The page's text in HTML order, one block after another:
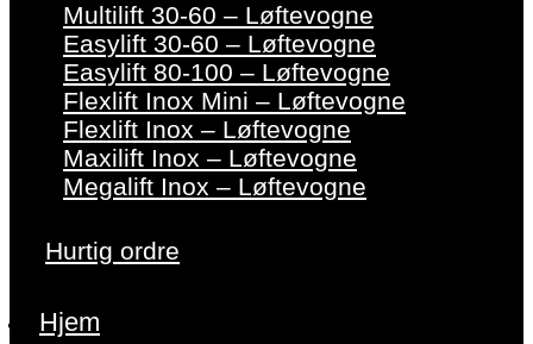
Multilift 30-60 – Løftevogne
Easylift 30-60 – Løftevogne
Easylift 80-100 – Løftevogne
Flexlift Inox Mini – Løftevogne
Flexlift Inox – Løftevogne
Maxilift Inox – Løftevogne
Megalift Inox – Løftevogne
Hurtig ordre
Hjem